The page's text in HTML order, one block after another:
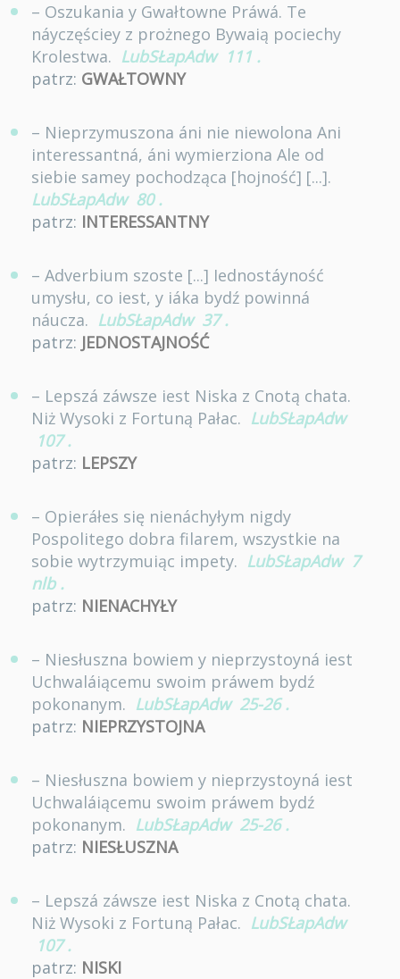
– Oszukania y Gwałtowne Práwá. Te
náyczęściey z prożnego Bywaią pociechy
Krolestwa. LubSŁapAdw 111 .
patrz: GWAŁTOWNY
– Nieprzymuszona áni nie niewolona Ani
interessantná, áni wymierziona Ale od
siebie samey pochodząca [hojność] [...].
LubSŁapAdw 80 .
patrz: INTERESSANTNY
– Adverbium szoste [...] Iednostáyność
umysłu, co iest, y iáka bydź powinná
náucza. LubSŁapAdw 37 .
patrz: JEDNOSTAJNOŚĆ
– Lepszá záwsze iest Niska z Cnotą chata.
Niż Wysoki z Fortuną Pałac. LubSŁapAdw
107 .
patrz: LEPSZY
– Opieráłes się nienáchyłym nigdy
Pospolitego dobra filarem, wszystkie na
sobie wytrzymuiąc impety. LubSŁapAdw 7
nlb .
patrz: NIENACHYŁY
– Niesłuszna bowiem y nieprzystoyná iest
Uchwaláiącemu swoim práwem bydź
pokonanym. LubSŁapAdw 25-26 .
patrz: NIEPRZYSTOJNA
– Niesłuszna bowiem y nieprzystoyná iest
Uchwaláiącemu swoim práwem bydź
pokonanym. LubSŁapAdw 25-26 .
patrz: NIESŁUSZNA
– Lepszá záwsze iest Niska z Cnotą chata.
Niż Wysoki z Fortuną Pałac. LubSŁapAdw
107 .
patrz: NISKI